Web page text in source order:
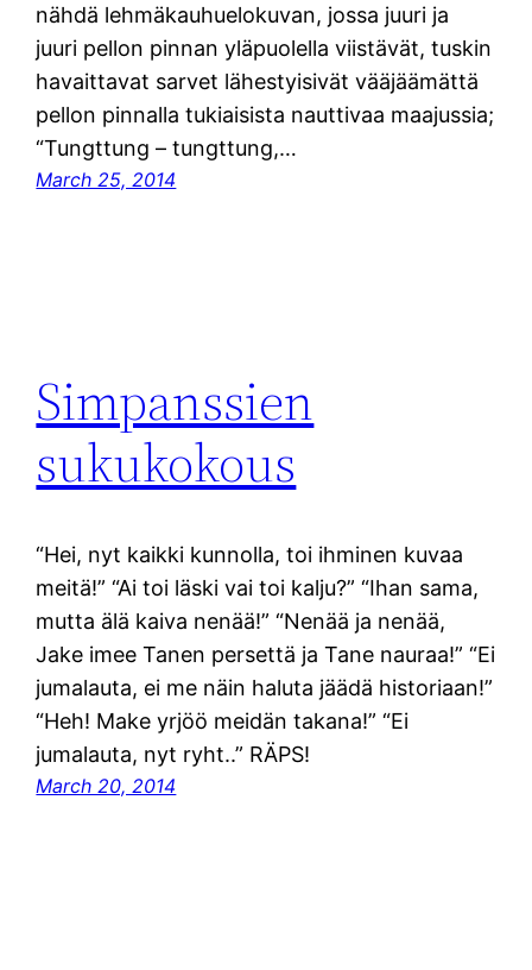
nähdä lehmäkauhuelokuvan, jossa juuri ja
juuri pellon pinnan yläpuolella viistävät, tuskin
havaittavat sarvet lähestyisivät vääjäämättä
pellon pinnalla tukiaisista nauttivaa maajussia;
“Tungttung – tungttung,…
March 25, 2014
Simpanssien
sukukokous
“Hei, nyt kaikki kunnolla, toi ihminen kuvaa
meitä!” “Ai toi läski vai toi kalju?” “Ihan sama,
mutta älä kaiva nenää!” “Nenää ja nenää,
Jake imee Tanen persettä ja Tane nauraa!” “Ei
jumalauta, ei me näin haluta jäädä historiaan!”
“Heh! Make yrjöö meidän takana!” “Ei
jumalauta, nyt ryht..” RÄPS!
March 20, 2014